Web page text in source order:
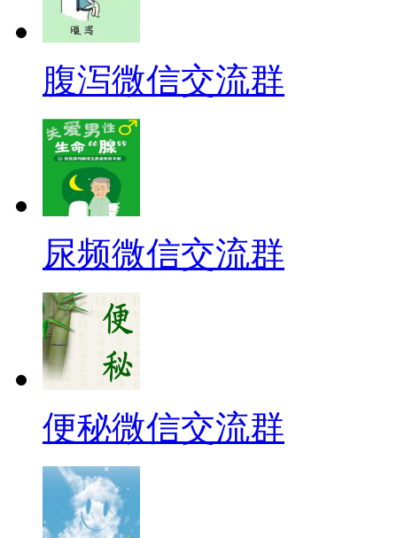
腹泻微信交流群
尿频微信交流群
便秘微信交流群